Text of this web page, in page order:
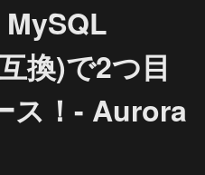
換)で2つ目
ス！- Aurora